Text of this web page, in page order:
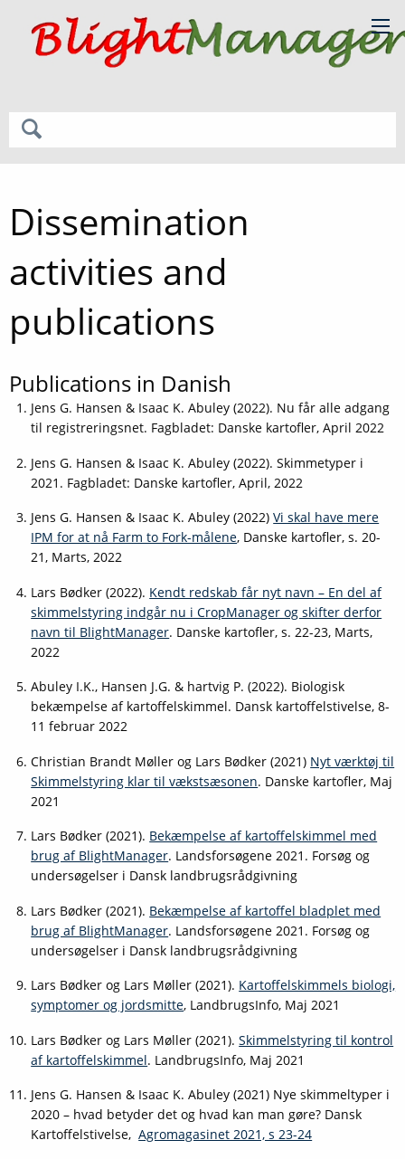
Dissemination
activities and
publications
Publications in Danish
Jens G. Hansen & Isaac K. Abuley (2022). Nu får alle adgang
til registreringsnet. Fagbladet: Danske kartofler, April 2022
Jens G. Hansen & Isaac K. Abuley (2022). Skimmetyper i
2021. Fagbladet: Danske kartofler, April, 2022
Jens G. Hansen & Isaac K. Abuley (2022)Vi skal have mere
IPM for at nå Farm to Fork-målene, Danske kartofler, s. 20-
21, Marts, 2022
Lars Bødker (2022). Kendt redskab får nyt navn – En del af
skimmelstyring indgår nu i CropManager og skifter derfor
navn til BlightManager. Danske kartofler, s. 22-23, Marts,
2022
Abuley I.K., Hansen J.G. & hartvig P. (2022). Biologisk
bekæmpelse af kartoffelskimmel. Dansk kartoffelstivelse, 8-
11 februar 2022
Christian Brandt Møller og Lars Bødker (2021) Nyt værktøj til
Skimmelstyring klar til vækstsæsonen. Danske kartofler, Maj
2021
Lars Bødker (2021). Bekæmpelse af kartoffelskimmel med
brug af BlightManager. Landsforsøgene 2021. Forsøg og
undersøgelser i Dansk landbrugsrådgivning
Lars Bødker (2021). Bekæmpelse af kartoffel bladplet med
brug af BlightManager. Landsforsøgene 2021. Forsøg og
undersøgelser i Dansk landbrugsrådgivning
Lars Bødker og Lars Møller (2021). Kartoffelskimmels biologi,
symptomer og jordsmitte, LandbrugsInfo, Maj 2021
Lars Bødker og Lars Møller (2021).Skimmelstyring til kontrol
af kartoffelskimmel. LandbrugsInfo, Maj 2021
Jens G. Hansen & Isaac K. Abuley (2021) Nye skimmeltyper i
2020 – hvad betyder det og hvad kan man gøre? Dansk
Kartoffelstivelse,Agromagasinet 2021, s 23-24